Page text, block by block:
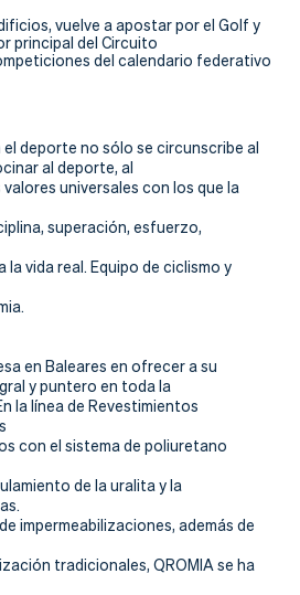
vuelve a apostar por el Golf y
principal del Circuito
del calendario federativo
el deporte no sólo se circunscribe al
al deporte, al
universales con los que la
superación, esfuerzo,
la vida real. Equipo de ciclismo y
en Baleares en ofrecer a su
y puntero en toda la
la línea de Revestimientos
con el sistema de poliuretano
de la uralita y la
impermeabilizaciones, además de
tradicionales, QROMIA se ha